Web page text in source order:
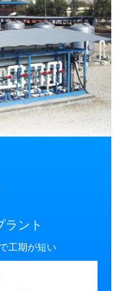
ラント
工期が短い